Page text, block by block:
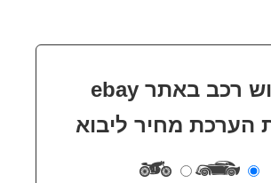
רכב באתר ebay
הערכת מחיר ליבוא